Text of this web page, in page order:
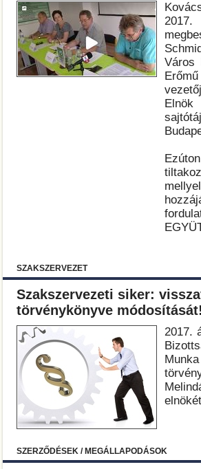
Város
SZAKSZERVEZET
Szakszervezeti siker:
törvénykönyve módosítását!
2017.
SZERZŐDÉSEK / MEGÁLLAPODÁSOK